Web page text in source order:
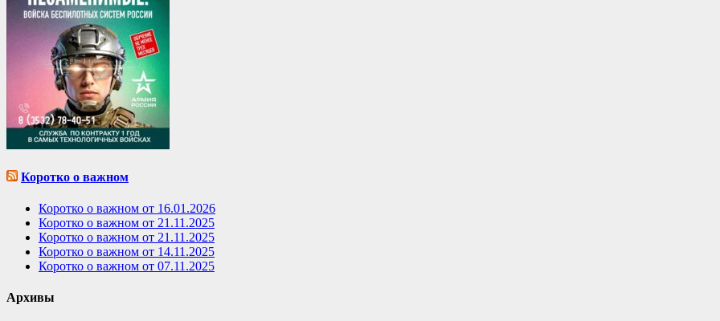
Коротко о важном
Коротко о важном от 16.01.2026
Коротко о важном от 21.11.2025
Коротко о важном от 21.11.2025
Коротко о важном от 14.11.2025
Коротко о важном от 07.11.2025
Архивы